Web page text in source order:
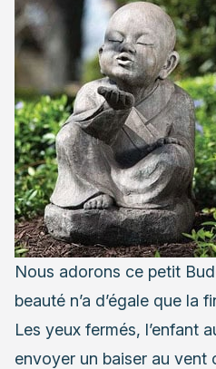
Nous adorons ce petit
beauté n’a d’égale que la
Les yeux fermés, l’enfant
envoyer un baiser au vent